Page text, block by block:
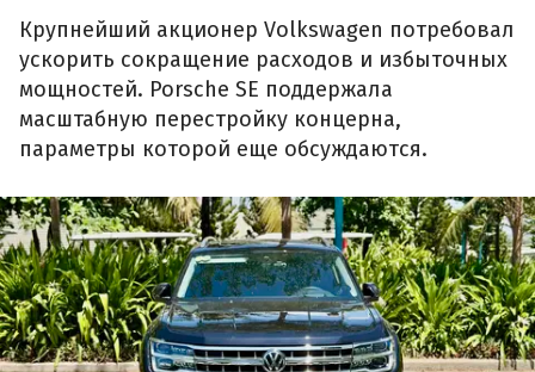
Крупнейший акционер Volkswagen потребовал
ускорить сокращение расходов и избыточных
мощностей. Porsche SE поддержала
масштабную перестройку концерна,
параметры которой еще обсуждаются.